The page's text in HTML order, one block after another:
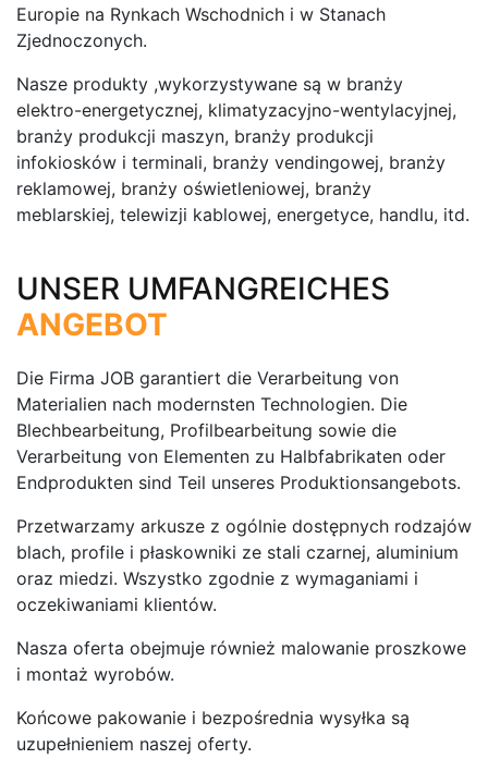
Europie na Rynkach Wschodnich i w Stanach
Zjednoczonych.
Nasze produkty ,wykorzystywane są w branży
elektro-energetycznej, klimatyzacyjno-wentylacyjnej,
branży produkcji maszyn, branży produkcji
infokiosków i terminali, branży vendingowej, branży
reklamowej, branży oświetleniowej, branży
meblarskiej, telewizji kablowej, energetyce, handlu, itd.
UNSER UMFANGREICHES
ANGEBOT
Die Firma JOB garantiert die Verarbeitung von
Materialien nach modernsten Technologien. Die
Blechbearbeitung, Profilbearbeitung sowie die
Verarbeitung von Elementen zu Halbfabrikaten oder
Endprodukten sind Teil unseres Produktionsangebots.
Przetwarzamy arkusze z ogólnie dostępnych rodzajów
blach, profile i płaskowniki ze stali czarnej, aluminium
oraz miedzi. Wszystko zgodnie z wymaganiami i
oczekiwaniami klientów.
Nasza oferta obejmuje również malowanie proszkowe
i montaż wyrobów.
Końcowe pakowanie i bezpośrednia wysyłka są
uzupełnieniem naszej oferty.